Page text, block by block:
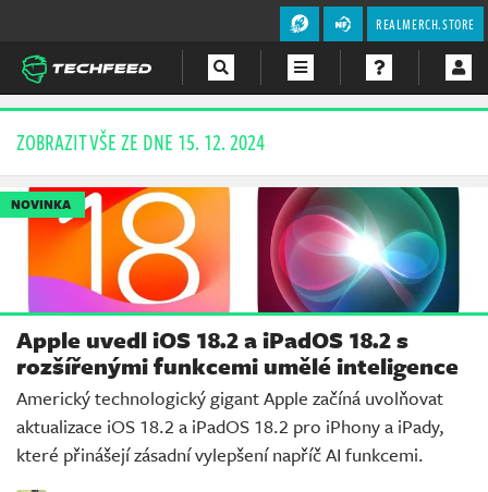
REALMERCH.STORE
Magazín
Videa
Soutěže
ZOBRAZIT VŠE ZE DNE 15. 12. 2024
NOVINKA
Apple uvedl iOS 18.2 a iPadOS 18.2 s
rozšířenými funkcemi umělé inteligence
Americký technologický gigant Apple začíná uvolňovat
aktualizace iOS 18.2 a iPadOS 18.2 pro iPhony a iPady,
které přinášejí zásadní vylepšení napříč AI funkcemi.